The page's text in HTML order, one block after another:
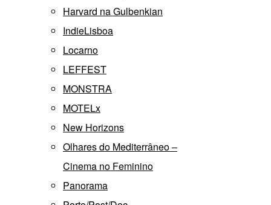
Harvard na Gulbenkian
IndieLisboa
Locarno
LEFFEST
MONSTRA
MOTELx
New Horizons
Olhares do Mediterrâneo –
Cinema no Feminino
Panorama